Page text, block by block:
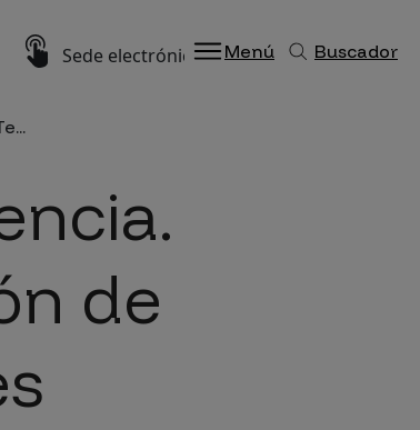
Menú
ImagenSede electrónica Buscador
de